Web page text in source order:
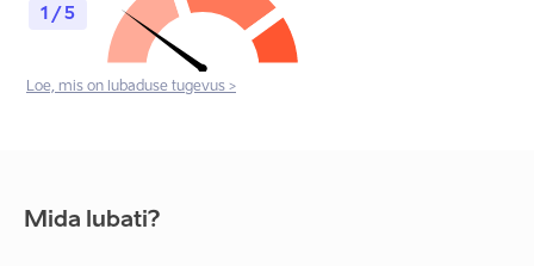
1 / 5
Loe, mis on lubaduse tugevus >
Mida lubati?